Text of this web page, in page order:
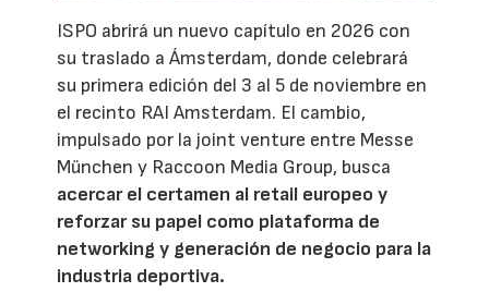
ISPO abrirá un nuevo capítulo en 2026 con
su traslado a Ámsterdam, donde celebrará
su primera edición del 3 al 5 de noviembre en
el recinto RAI Amsterdam. El cambio,
impulsado por la joint venture entre Messe
München y Raccoon Media Group, busca
acercar el certamen al retail europeo y
reforzar su papel como plataforma de
networking y generación de negocio para la
industria deportiva.